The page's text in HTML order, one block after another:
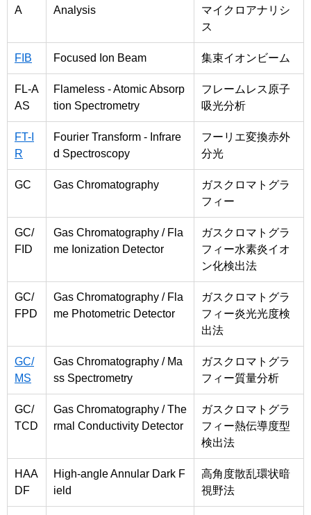
A
Analysis
マイクロアナリシ
ス
FIB Focused Ion Beam 集束イオンビーム
FL-A
AS
Flameless - Atomic Absorp
tion Spectrometry
フレームレス原子
吸光分析
FT-I
R
Fourier Transform - Infrare
d Spectroscopy
フーリエ変換赤外
分光
GC Gas Chromatography
ガスクロマトグラ
フィー
GC/
FID
Gas Chromatography / Fla
me Ionization Detector
ガスクロマトグラ
フィー水素炎イオ
ン化検出法
GC/
FPD
Gas Chromatography / Fla
me Photometric Detector
ガスクロマトグラ
フィー炎光光度検
出法
GC/
MS
Gas Chromatography / Ma
ss Spectrometry
ガスクロマトグラ
フィー質量分析
GC/
TCD
Gas Chromatography / The
rmal Conductivity Detector
ガスクロマトグラ
フィー熱伝導度型
検出法
HAA
DF
High-angle Annular Dark F
ield
高角度散乱環状暗
視野法